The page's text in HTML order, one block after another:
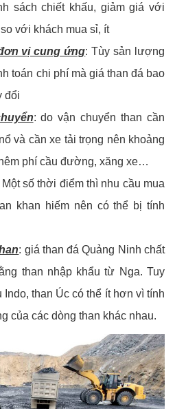
sách chiết khấu, giảm giá với
với khách mua sỉ, ít
vị cung ứng: Tùy sản lượng
toán chi phí mà giá than đá bao
đổi
: do vận chuyển than cần
và cần xe tải trọng nên khoảng
phí cầu đường, xăng xe…
Một số thời điểm thì nhu cầu mua
khan hiếm nên có thể bị tính
: giá than đá Quảng Ninh chất
than nhập khẩu từ Nga. Tuy
than Úc có thể ít hơn vì tính
của các dòng than khác nhau.